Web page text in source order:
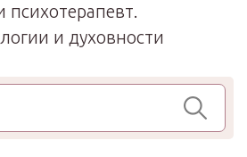
психотерапевт.
и духовности